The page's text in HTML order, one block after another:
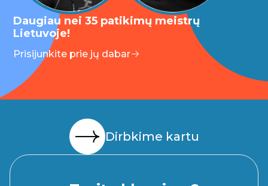
Daugiau nei 35 patikimų meistrų
Lietuvoje!
Prisijunkite prie jų dabar
Dirbkime kartu